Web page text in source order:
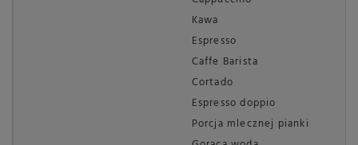
Kawa
Espresso
Caffe Barista
Cortado
Espresso doppio
Porcja mlecznej pianki